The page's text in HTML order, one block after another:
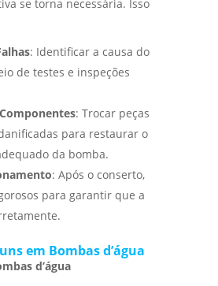
se torna necessária. Isso
: Identificar a causa do
de testes e inspeções
: Trocar peças
para restaurar o
da bomba.
: Após o conserto,
para garantir que a
em Bombas d’água
d’água